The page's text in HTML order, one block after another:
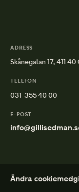
ADRESS
Skånegatan 17, 411 40
TELEFON
031-355 40 00
E-POST
Ändra